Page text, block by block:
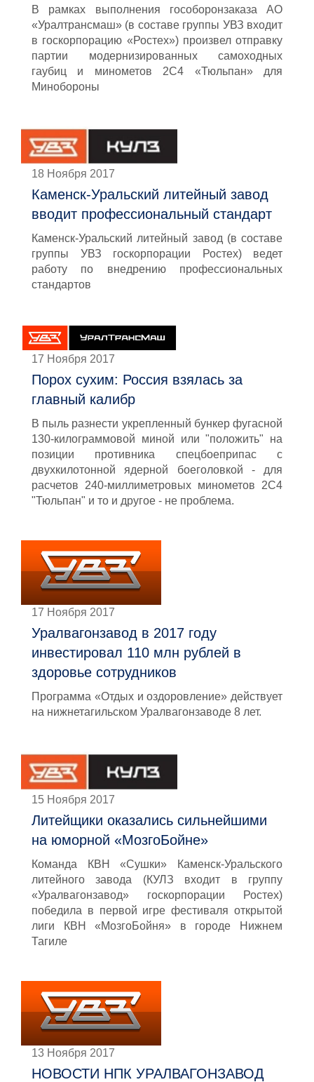
В рамках выполнения гособоронзаказа АО
«Уралтрансмаш» (в составе группы УВЗ входит
в госкорпорацию «Ростех») произвел отправку
партии модернизированных самоходных
гаубиц и минометов 2С4 «Тюльпан» для
Минобороны
18 Ноября 2017
Каменск-Уральский литейный завод
вводит профессиональный стандарт
Каменск-Уральский литейный завод (в составе
группы УВЗ госкорпорации Ростех) ведет
работу по внедрению профессиональных
стандартов
17 Ноября 2017
Порох сухим: Россия взялась за
главный калибр
В пыль разнести укрепленный бункер фугасной
130-килограммовой миной или "положить" на
позиции противника спецбоеприпас с
двухкилотонной ядерной боеголовкой - для
расчетов 240-миллиметровых минометов 2С4
"Тюльпан" и то и другое - не проблема.
17 Ноября 2017
Уралвагонзавод в 2017 году
инвестировал 110 млн рублей в
здоровье сотрудников
Программа «Отдых и оздоровление» действует
на нижнетагильском Уралвагонзаводе 8 лет.
15 Ноября 2017
Литейщики оказались сильнейшими
на юморной «МозгоБойне»
Команда КВН «Сушки» Каменск-Уральского
литейного завода (КУЛЗ входит в группу
«Уралвагонзавод» госкорпорации Ростех)
победила в первой игре фестиваля открытой
лиги КВН «МозгоБойня» в городе Нижнем
Тагиле
13 Ноября 2017
НОВОСТИ НПК УРАЛВАГОНЗАВОД